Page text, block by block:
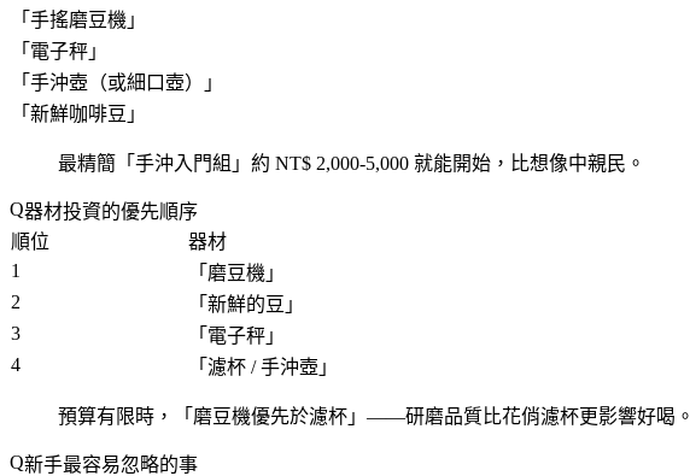
「 手搖磨豆機 」
「 電子秤 」
「 手沖壺（或細口壺） 」
「 新鮮咖啡豆 」
最精簡「 手沖入門組 」約 NT$ 2,000-5,000 就能開始，比想像中親民。
器材投資的優先順序
順位
器材
1
「 磨豆機 」
2
「 新鮮的豆 」
3
「 電子秤 」
4
「 濾杯 / 手沖壺 」
預算有限時，「 磨豆機優先於濾杯 」——研磨品質比花俏濾杯更影響好喝。
新手最容易忽略的事